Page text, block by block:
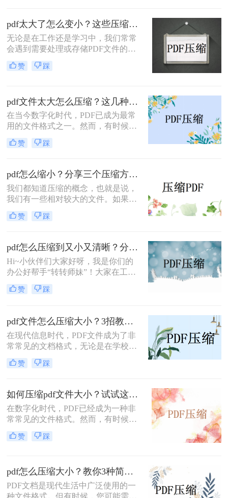
载过程中，它会花费大量的时间和流
量。那么，pdf文件如何压缩大小呢？
下面我将为你介绍三种有效的方法。
pdf太大了怎么变小？这些压缩方法亲测实用！
无论是在工作还是学习中，我们常常
会遇到需要处理或存储PDF文件的情
况。然而，有时候我们会发现一些
PDF文件太大，导致无法方便地分享
文将为大家介绍pdf太大了怎么变小方
法，帮助大家解决这一问题。
赞 踩
pdf文件太大怎么压缩？这几种压缩方法效果很不错！
在当今数字化时代，PDF已成为最常
用的文件格式之一。然而，有时候我
们会遇到一个常见的问题：PDF文件
太大，导致传输缓慢或无法上传。那
件的大小呢？本文将为您详细介绍多
种pdf文件太大怎么压缩方法，帮助您
解决这一问题。立即行动起来，让我
们快速搞定这个大文件传输难题！
赞 踩
pdf怎么缩小？分享三个压缩方法！
我们都知道压缩的概念，也就是说，
我们有一些相对较大的文件。如果我
们想传输它们，我们必须先压缩它们
才能正常传输。我们经常向他人发送
发送前压缩它们。如果您需要传输
pdf，我们如何快速pdf怎么缩小呢？
如果您想有效地pdf压缩，可以来了解
一下哦。
赞 踩
pdf怎么压缩到又小又清晰？分享三个好用的压缩方法！
Hi~小伙伴们大家好呀，我是你们的
办公好帮手“转转师妹”！大家在工作
中是否有萌生出这种想法：怎么在压
缩PDF文件的同时，还能确保其内容
性以及兼容性，受到了许多职场人士
的喜爱，因此使用频率也非常高；
赞 踩
pdf文件怎么压缩大小？3招教会你！
在现代信息时代，PDF文件成为了非
常常见的文档格式，无论是在学校、
办公室还是个人日常生活中。然而，
随着PDF文件的增加，其文件大小也
耗费更多的时间和网络流量。因此，
学会pdf文件怎么压缩大小成为了一个
重要的技能。
赞 踩
如何压缩pdf文件大小？试试这几个压缩方法！
在数字化时代，PDF已经成为一种非
常常见的文件格式。然而，有时候我
们会发现PDF文件的大小过大，这给
我们上传、下载和分享文件带来了很
帮助你压缩PDF文件大小，提高文件
的传输速度。
赞 踩
pdf怎么压缩大小？教你3种简单的压缩方法！
PDF文档是现代生活中广泛使用的一
种文件格式。但有时候，您可能需要